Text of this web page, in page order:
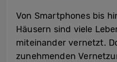
Von Smartphones bis
Häusern sind viele
miteinander vernetzt.
zunehmenden